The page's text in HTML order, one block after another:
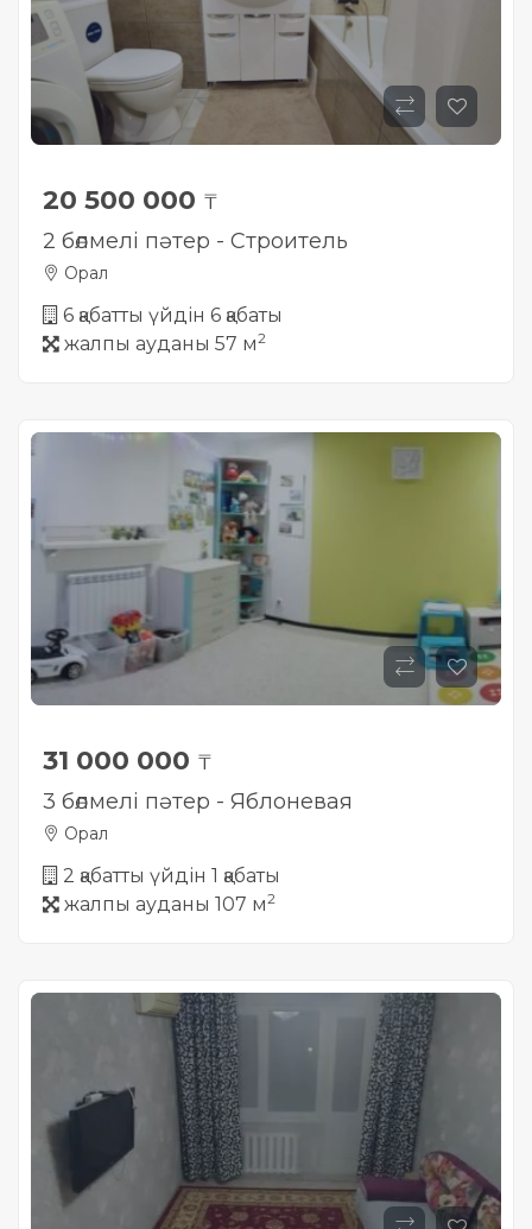
20 500 000 ₸
2 бөлмелі пәтер - Строитель
Орал
6 қабатты үйдін 6 қабаты
жалпы ауданы 57 м2
31 000 000 ₸
3 бөлмелі пәтер - Яблоневая
Орал
2 қабатты үйдін 1 қабаты
жалпы ауданы 107 м2